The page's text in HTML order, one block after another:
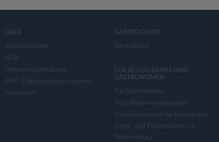
ÜBER
Kontaktanfrage
AGB
Datenschutzerklärung
APP- & Benutzerdaten löschen
Impressum
GASTROGUIDE
Deutschland
FÜR RESTAURANTS UND
GASTRONOMEN
Für Gastronomen
Tisch Reservierungsystem
Gutscheinsystem für Restaurants
Event- und Ticketsystem mit
Ticketverkauf